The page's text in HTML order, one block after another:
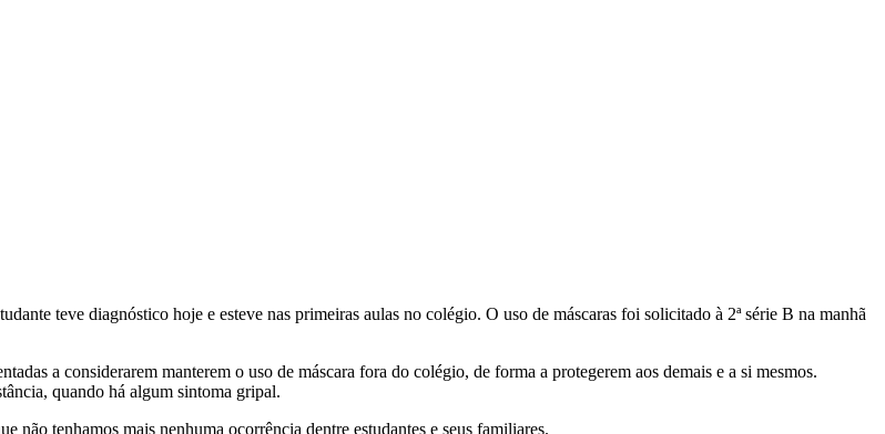
teve diagnóstico hoje e esteve nas primeiras aulas no colégio. O uso de máscaras foi solicitado à 2ª série B na manhã
a considerarem manterem o uso de máscara fora do colégio, de forma a protegerem aos demais e a si mesmos.
quando há algum sintoma gripal.
não tenhamos mais nenhuma ocorrência dentre estudantes e seus familiares.